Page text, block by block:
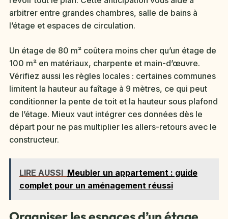
arbitrer entre grandes chambres, salle de bains à
l’étage et espaces de circulation.
Un étage de 80 m² coûtera moins cher qu’un étage de
100 m² en matériaux, charpente et main-d’œuvre.
Vérifiez aussi les règles locales : certaines communes
limitent la hauteur au faîtage à 9 mètres, ce qui peut
conditionner la pente de toit et la hauteur sous plafond
de l’étage. Mieux vaut intégrer ces données dès le
départ pour ne pas multiplier les allers-retours avec le
constructeur.
LIRE AUSSI Meubler un appartement : guide
complet pour un aménagement réussi